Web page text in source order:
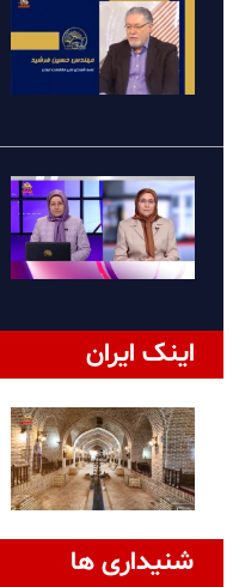
اینک ایران
شنیداری ها